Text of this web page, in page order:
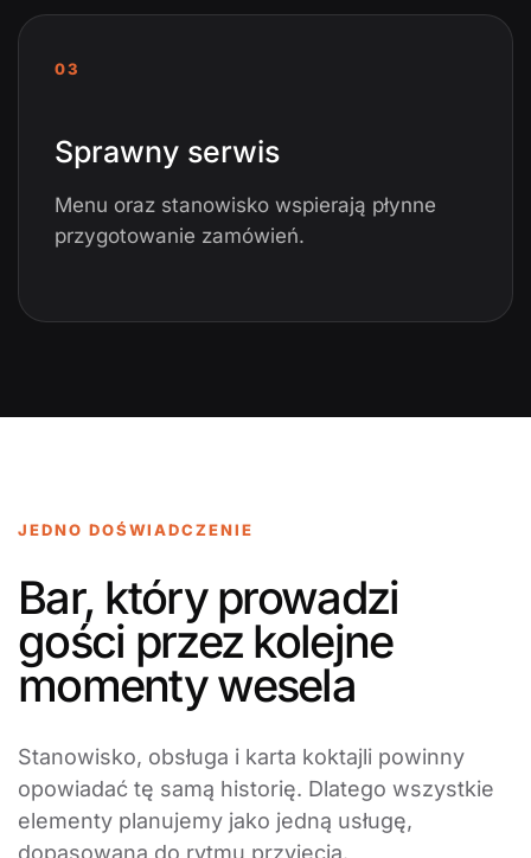
03
Sprawny serwis
Menu oraz stanowisko wspierają płynne
przygotowanie zamówień.
JEDNO DOŚWIADCZENIE
Bar, który prowadzi
gości przez kolejne
momenty wesela
Stanowisko, obsługa i karta koktajli powinny
opowiadać tę samą historię. Dlatego wszystkie
elementy planujemy jako jedną usługę,
dopasowaną do rytmu przyjęcia.